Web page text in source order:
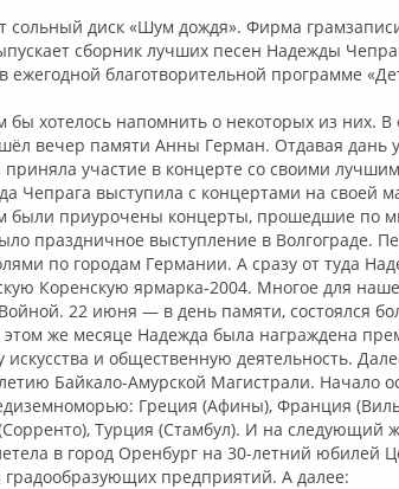
сольный диск «Шум дождя». Фирма
сборник лучших песен Надежды
ежегодной благотворительной программе
бы хотелось напомнить о некоторых из них. В
вечер памяти Анны Герман. Отдавая дань
участие в концерте со своими
Чепрага выступила с концертами на своей
были приурочены концерты, прошедшие по
праздничное выступление в Волгограде.
по городам Германии. А сразу от туда
Коренскую ярмарка-2004. Многое для
22 июня — в день памяти, состоялся
же месяце Надежда была награждена
искусства и общественную деятельность.
Байкало-Амурской Магистрали. Начало
Греция (Афины), Франция
Турция (Стамбул). И на следующий
в город Оренбург на 30-летний юбилей
градообразующих предприятий. А далее: